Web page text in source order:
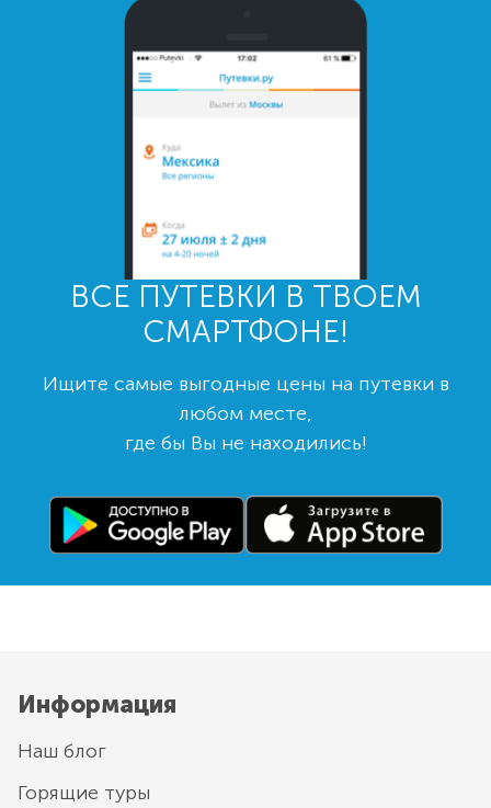
ВСЕ ПУТЕВКИ В ТВОЕМ
СМАРТФОНЕ!
Ищите самые выгодные цены на путевки в
любом месте,
где бы Вы не находились!
Информация
Наш блог
Горящие туры